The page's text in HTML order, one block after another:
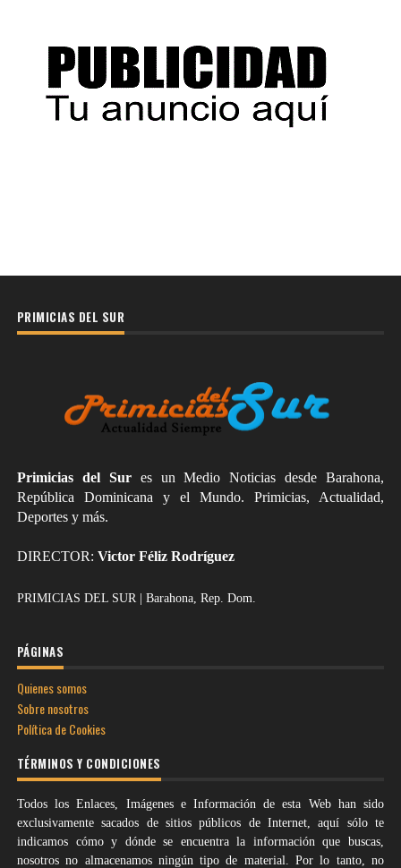
PRIMICIAS DEL SUR
Primicias del Sures un Medio Noticias desde Barahona,
República Dominicana y el Mundo. Primicias, Actualidad,
Deportes y más.
DIRECTOR: Victor Féliz Rodríguez
PRIMICIAS DEL SUR | Barahona, Rep. Dom.
PÁGINAS
Quienes somos
Sobre nosotros
Política de Cookies
TÉRMINOS Y CONDICIONES
Todos los Enlaces, Imágenes e Información de esta Web han sido
exclusivamente sacados de sitios públicos de Internet, aquí sólo te
indicamos cómo y dónde se encuentra la información que buscas,
nosotros no almacenamos ningún tipo de material. Por lo tanto, no